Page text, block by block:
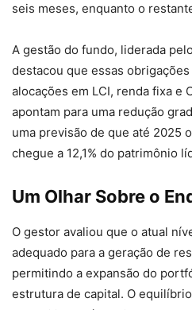
seis meses, enquanto o
A gestão do fundo, liderada pelo
destacou que essas
alocações em LCI, renda fixa e
apontam para uma redução
uma previsão de que até 2025
chegue a 12,1% do patrimônio
Um Olhar Sobre o
O gestor avaliou que o atual
adequado para a geração de
permitindo a expansão do
estrutura de capital. O